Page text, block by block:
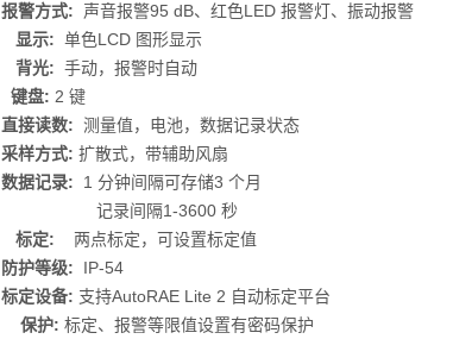
报警方式: 声音报警95 dB、红色LED 报警灯、振动报警
显示: 单色LCD 图形显示
背光: 手动，报警时自动
键盘: 2 键
直接读数: 测量值，电池，数据记录状态
采样方式: 扩散式，带辅助风扇
数据记录: 1 分钟间隔可存储3 个月
记录间隔1-3600 秒
标定: 两点标定，可设置标定值
防护等级: IP-54
标定设备: 支持AutoRAE Lite 2 自动标定平台
保护: 标定、报警等限值设置有密码保护